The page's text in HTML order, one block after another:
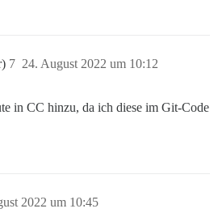
24. August 2022 um 10:12
7
in CC hinzu, da ich diese im Git-Code
2022 um 10:45